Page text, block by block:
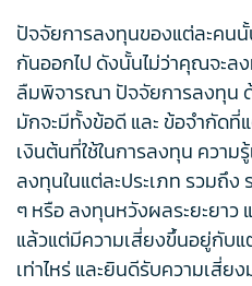
ปัจจัยการลงทุนของแต่ละคน
กันออกไป ดังนั้นไม่ว่าคุณจะล
ลืมพิจารณา ปัจจัยการลงทุน ด้
มักจะมีทั้งข้อดี และ ข้อจำกัดที่
เงินต้นที่ใช้ในการลงทุน ความ
ลงทุนในแต่ละประเภท รวมถึง
ๆ หรือ ลงทุนหวังผลระยะยา
แล้วแต่มีความเสี่ยงขึ้นอยู่กับ
เท่าไหร่ และยินดีรับความเสี่ย